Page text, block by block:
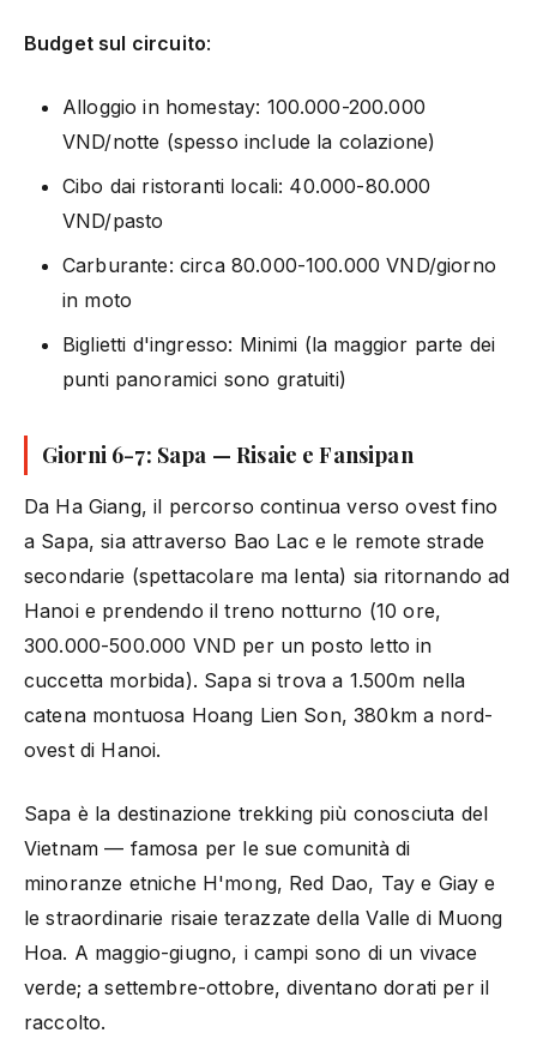
Budget sul circuito:
Alloggio in homestay: 100.000-200.000
VND/notte (spesso include la colazione)
Cibo dai ristoranti locali: 40.000-80.000
VND/pasto
Carburante: circa 80.000-100.000 VND/giorno
in moto
Biglietti d'ingresso: Minimi (la maggior parte dei
punti panoramici sono gratuiti)
Giorni 6-7: Sapa — Risaie e Fansipan
Da Ha Giang, il percorso continua verso ovest fino
a Sapa, sia attraverso Bao Lac e le remote strade
secondarie (spettacolare ma lenta) sia ritornando ad
Hanoi e prendendo il treno notturno (10 ore,
300.000-500.000 VND per un posto letto in
cuccetta morbida). Sapa si trova a 1.500m nella
catena montuosa Hoang Lien Son, 380km a nord-
ovest di Hanoi.
Sapa è la destinazione trekking più conosciuta del
Vietnam — famosa per le sue comunità di
minoranze etniche H'mong, Red Dao, Tay e Giay e
le straordinarie risaie terazzate della Valle di Muong
Hoa. A maggio-giugno, i campi sono di un vivace
verde; a settembre-ottobre, diventano dorati per il
raccolto.